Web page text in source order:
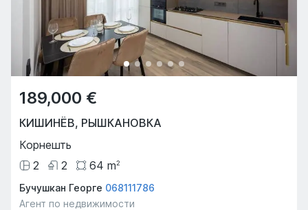
189,000 €
КИШИНЁВ, РЫШКАНОВКА
Корнешть
2
2 64 m2
Бучушкан Георге 068111786
Агент по недвижимости